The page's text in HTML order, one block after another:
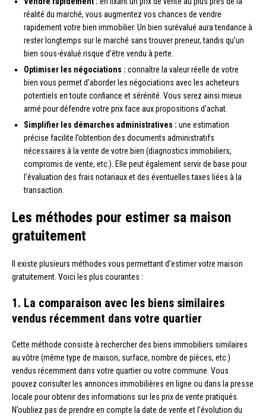
réalité du marché, vous augmentez vos chances de vendre
rapidement votre bien immobilier. Un bien surévalué aura tendance à
rester longtemps sur le marché sans trouver preneur, tandis qu’un
bien sous-évalué risque d’être vendu à perte.
Optimiser les négociations : connaître la valeur réelle de votre
bien vous permet d’aborder les négociations avec les acheteurs
potentiels en toute confiance et sérénité. Vous serez ainsi mieux
armé pour défendre votre prix face aux propositions d’achat.
Simplifier les démarches administratives : une estimation
précise facilite l’obtention des documents administratifs
nécessaires à la vente de votre bien (diagnostics immobiliers,
compromis de vente, etc.). Elle peut également servir de base pour
l’évaluation des frais notariaux et des éventuelles taxes liées à la
transaction.
Les méthodes pour estimer sa maison
gratuitement
Il existe plusieurs méthodes vous permettant d’estimer votre maison
gratuitement. Voici les plus courantes :
1. La comparaison avec les biens similaires
vendus récemment dans votre quartier
Cette méthode consiste à rechercher des biens immobiliers similaires
au vôtre (même type de maison, surface, nombre de pièces, etc.)
vendus récemment dans votre quartier ou votre commune. Vous
pouvez consulter les annonces immobilières en ligne ou dans la presse
locale pour obtenir des informations sur les prix de vente pratiqués.
N’oubliez pas de prendre en compte la date de vente et l’évolution du